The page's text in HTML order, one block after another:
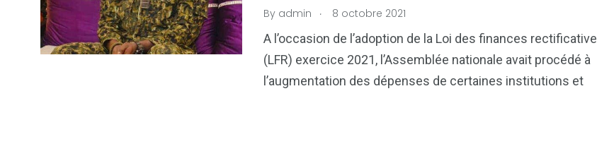
By admin . 8 octobre 2021
A l’occasion de l’adoption de la Loi des finances rectificative
(LFR) exercice 2021, l’Assemblée nationale avait procédé à
l’augmentation des dépenses de certaines institutions et